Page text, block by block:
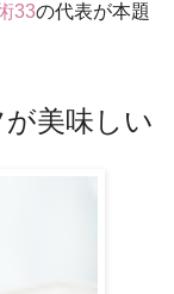
33の代表が本題
美味しい